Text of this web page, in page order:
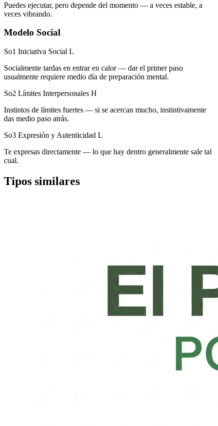
Puedes ejecutar, pero depende del momento — a veces estable, a
veces vibrando.
Modelo Social
So1 Iniciativa Social L
Socialmente tardas en entrar en calor — dar el primer paso
usualmente requiere medio día de preparación mental.
So2 Límites Interpersonales H
Instintos de límites fuertes — si se acercan mucho, instintivamente
das medio paso atrás.
So3 Expresión y Autenticidad L
Te expresas directamente — lo que hay dentro generalmente sale tal
cual.
Tipos similares